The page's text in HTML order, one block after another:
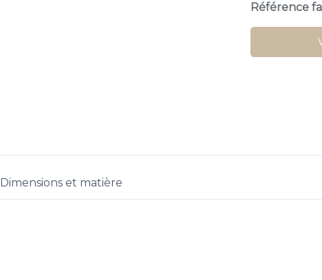
Référence
Dimensions et matière